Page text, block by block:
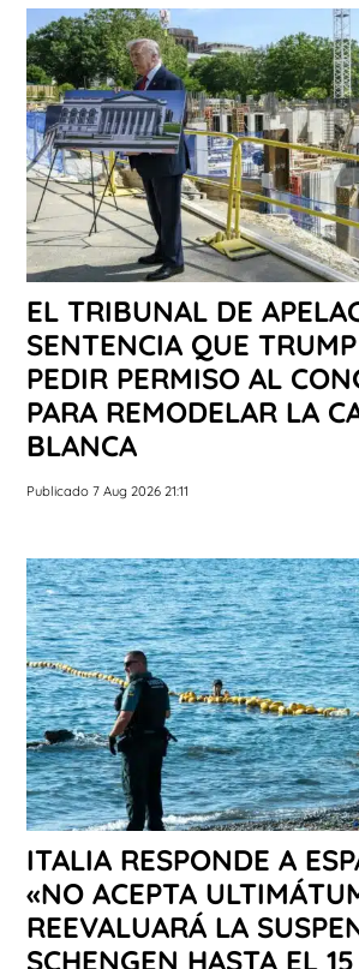
EL TRIBUNAL DE
SENTENCIA QUE
PEDIR PERMISO AL
PARA REMODELAR LA
BLANCA
Publicado 7 Aug 2026 21:11
ITALIA RESPONDE A
«NO ACEPTA
REEVALUARÁ LA
SCHENGEN HASTA EL